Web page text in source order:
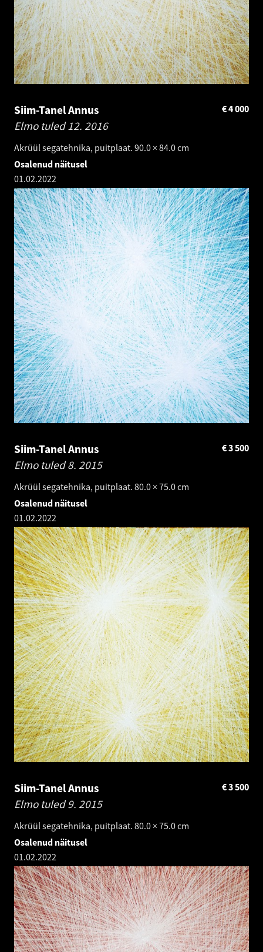
Siim-Tanel Annus
Elmo tuled 12. 2016
Akrüül segatehnika, puitplaat. 90.0 × 84.0 cm
4 000
€
Osalenud näitusel
01.02.2022
Siim-Tanel Annus
Elmo tuled 8. 2015
Akrüül segatehnika, puitplaat. 80.0 × 75.0 cm
3 500
€
Osalenud näitusel
01.02.2022
Siim-Tanel Annus
Elmo tuled 9. 2015
Akrüül segatehnika, puitplaat. 80.0 × 75.0 cm
3 500
€
Osalenud näitusel
01.02.2022